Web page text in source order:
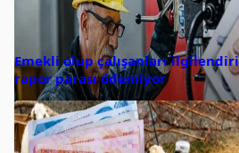
Emekli olup çalışanları
rapor parası ödemiyor